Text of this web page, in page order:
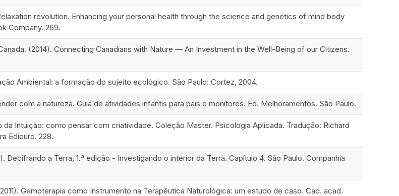
revolution. Enhancing your personal health through the science and genetics of mind body
Company. 269.
(2014). Connecting Canadians with Nature — An Investment in the Well-Being of our Citizens.
Ambiental: a formação do sujeito ecológico. São Paulo: Cortez, 2004.
com a natureza. Guia de atividades infantis para pais e monitores. Ed. Melhoramentos. São Paulo.
da Intuição: como pensar com criatividade. Coleção Master. Psicologia Aplicada. Tradução: Richard
Ediouro. 228.
Decifrando a Terra, 1.ª edição - Investigando o interior da Terra. Capítulo 4. São Paulo. Companhia
Gemoterapia como Instrumento na Terapêutica Naturológica: um estudo de caso. Cad. acad.